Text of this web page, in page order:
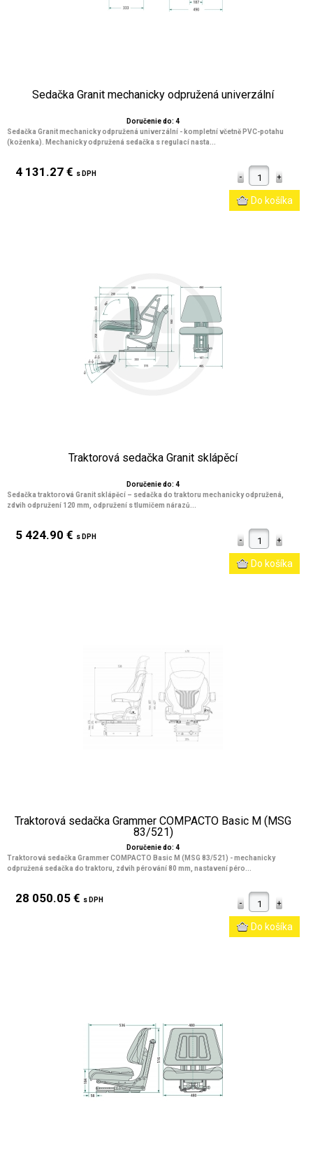
Sedačka Granit mechanicky odpružená univerzální
Doručenie do: 4
Sedačka Granit mechanicky odpružená univerzální - kompletní včetně PVC-potahu
(koženka). Mechanicky odpružená sedačka s regulací nasta...
4 131.27 € s DPH
Traktorová sedačka Granit sklápěcí
Doručenie do: 4
Sedačka traktorová Granit sklápěcí – sedačka do traktoru mechanicky odpružená,
zdvih odpružení 120 mm, odpružení s tlumičem nárazů...
5 424.90 € s DPH
Traktorová sedačka Grammer COMPACTO Basic M (MSG
83/521)
Doručenie do: 4
Traktorová sedačka Grammer COMPACTO Basic M (MSG 83/521) - mechanicky
odpružená sedačka do traktoru, zdvih pérování 80 mm, nastavení péro...
28 050.05 € s DPH